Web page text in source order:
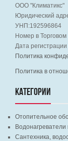
ООО "Климатикс"
Юридический
УНП:192596864
Номер в
Дата
Политика
Политика в
КАТЕГОРИИ
Отопительное
Сантехника,